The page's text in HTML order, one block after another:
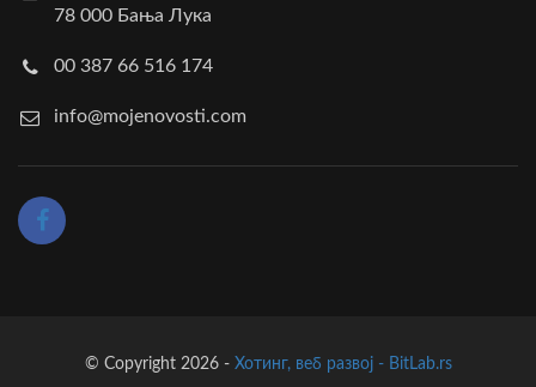
78 000 Бања Лука
00 387 66 516 174
info@mojenovosti.com
© Copyright 2026 - Хотинг, веб развој - BitLab.rs